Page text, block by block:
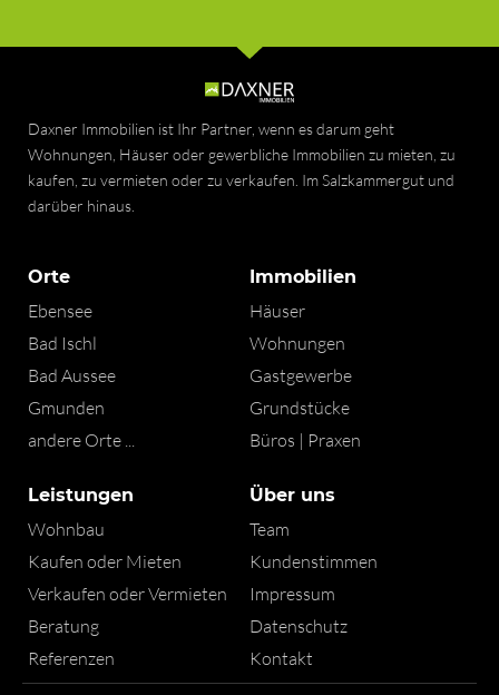
Daxner Immobilien ist Ihr Partner, wenn es darum geht
Wohnungen, Häuser oder gewerbliche Immobilien zu mieten, zu
kaufen, zu vermieten oder zu verkaufen. Im Salzkammergut und
darüber hinaus.
Orte
Ebensee
Bad Ischl
Bad Aussee
Gmunden
andere Orte ...
Immobilien
Häuser
Wohnungen
Gastgewerbe
Grundstücke
Büros | Praxen
Leistungen
Wohnbau
Kaufen oder Mieten
Verkaufen oder Vermieten
Beratung
Referenzen
Über uns
Team
Kundenstimmen
Impressum
Datenschutz
Kontakt